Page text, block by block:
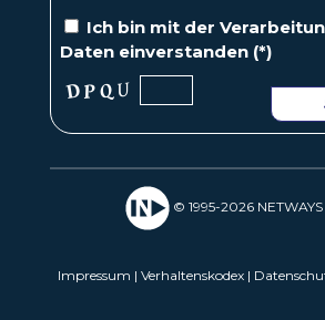
Ich bin mit der
Daten einverstanden (*)
© 1995-2026
Impressum | Verhaltenskodex|